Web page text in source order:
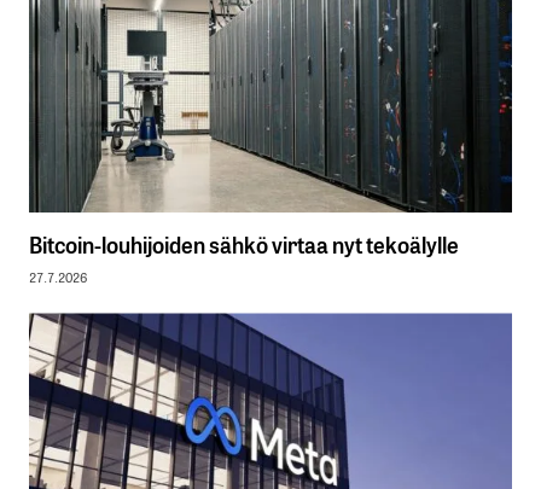
Bitcoin-louhijoiden sähkö virtaa nyt tekoälylle
27.7.2026